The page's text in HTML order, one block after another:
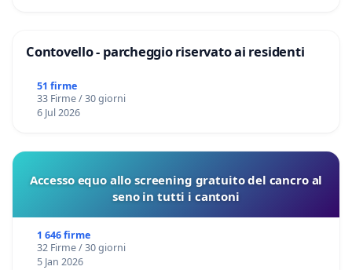
Contovello - parcheggio riservato ai residenti
51 firme
33 Firme / 30 giorni
6 Jul 2026
Accesso equo allo screening gratuito del cancro al
seno in tutti i cantoni
1 646 firme
32 Firme / 30 giorni
5 Jan 2026